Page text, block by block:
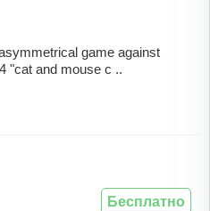
game against
"cat and mouse c ..
Бесплатно